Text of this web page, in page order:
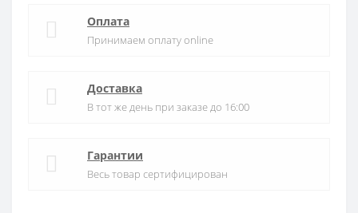
Оплата
Принимаем оплату online
Доставка
В тот же день при заказе до 16:00
Гарантии
Весь товар сертифицирован